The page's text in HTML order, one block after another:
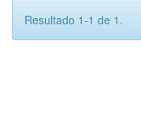
Resultado 1-1 de 1.